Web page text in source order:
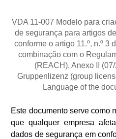
VDA 11-007 Modelo para
de segurança para artigos
conforme o artigo 11.º, n.º 3
combinação com o
(REACH), Anexo II
Gruppenlizenz (group
Language of the
Este documento serve como
que qualquer empresa
dados de segurança em